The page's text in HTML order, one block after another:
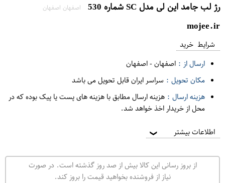
رژ لب جامد این لی مدل SC شماره 530 اصفهان اصفهان
mojee.ir
شرایط خرید
ارسال از : اصفهان-اصفهان
مکان تحویل : سراسر ایران قابل تحویل می باشد
هزینه ارسال : هزینه ارسال مطابق با هزینه های پست یا پیک بوده که در
محل از خریدار اخذ خواهد شد.
اطلاعات بیشتر ❯
از بروز رسانی این کالا بیش از صد روز گذشته است. در صورت
نیاز از فروشنده بخواهید قیمت را بروز کند.